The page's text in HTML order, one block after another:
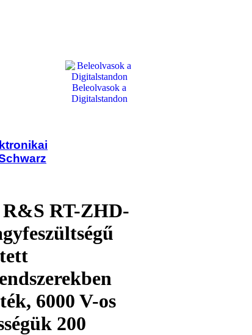
Beleolvasok a
Digitalstandon
RT-ZHD-
6000 V-os
200